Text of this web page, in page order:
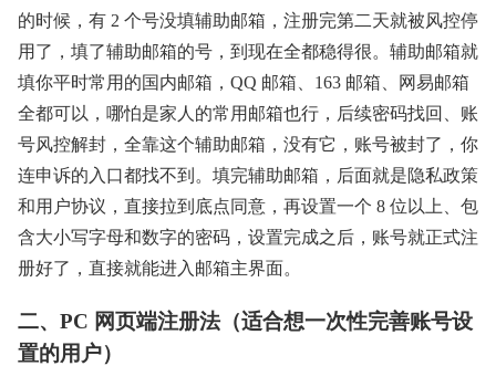
的时候，有 2 个号没填辅助邮箱，注册完第二天就被风控停
用了，填了辅助邮箱的号，到现在全都稳得很。辅助邮箱就
填你平时常用的国内邮箱，QQ 邮箱、163 邮箱、网易邮箱
全都可以，哪怕是家人的常用邮箱也行，后续密码找回、账
号风控解封，全靠这个辅助邮箱，没有它，账号被封了，你
连申诉的入口都找不到。填完辅助邮箱，后面就是隐私政策
和用户协议，直接拉到底点同意，再设置一个 8 位以上、包
含大小写字母和数字的密码，设置完成之后，账号就正式注
册好了，直接就能进入邮箱主界面。
二、PC 网页端注册法（适合想一次性完善账号设
置的用户）